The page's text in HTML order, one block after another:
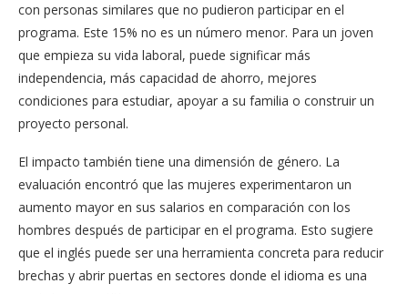
con personas similares que no pudieron participar en el
programa. Este 15% no es un número menor. Para un joven
que empieza su vida laboral, puede significar más
independencia, más capacidad de ahorro, mejores
condiciones para estudiar, apoyar a su familia o construir un
proyecto personal.
El impacto también tiene una dimensión de género. La
evaluación encontró que las mujeres experimentaron un
aumento mayor en sus salarios en comparación con los
hombres después de participar en el programa. Esto sugiere
que el inglés puede ser una herramienta concreta para reducir
brechas y abrir puertas en sectores donde el idioma es una